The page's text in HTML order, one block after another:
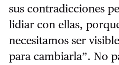
sus contradicciones
lidiar con ellas,
necesitamos ser
para cambiarla”. No